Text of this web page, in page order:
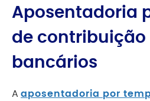
Aposentadoria
de contribuição
bancários
A aposentadoria por